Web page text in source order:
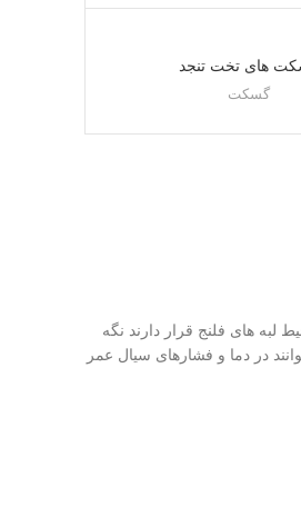
های تخت تنجد
گسکت
لبه های فلنج قرار دارند نگه
در دما و فشارهای سیال عمر